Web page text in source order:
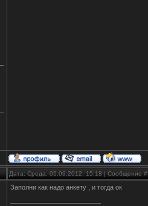
Дата: Среда, 05.09.2012, 15:18 | Сообщение #
Заполни как надо анкету , и тогда ок